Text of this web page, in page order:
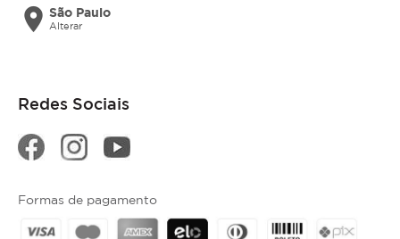
location_on São Paulo
Alterar
Redes Sociais
Formas de pagamento